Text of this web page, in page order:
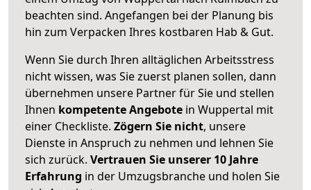
beachten sind. Angefangen bei der Planung bis
hin zum Verpacken Ihres kostbaren Hab & Gut.
Wenn Sie durch Ihren alltäglichen Arbeitsstress
nicht wissen, was Sie zuerst planen sollen, dann
übernehmen unsere Partner für Sie und stellen
Ihnen kompetente Angebote in Wuppertal mit
einer Checkliste. Zögern Sie nicht, unsere
Dienste in Anspruch zu nehmen und lehnen Sie
sich zurück. Vertrauen Sie unserer 10 Jahre
Erfahrung in der Umzugsbranche und holen Sie